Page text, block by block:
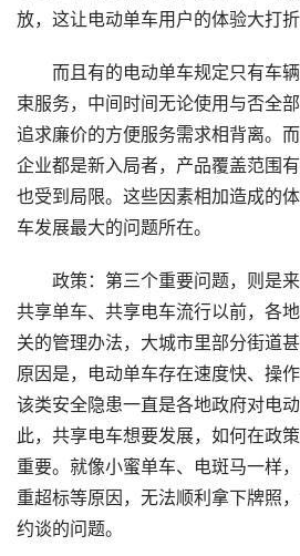
放，这让电动单车用户的体验大打折
而且有的电动单车规定只有车辆
束服务，中间时间无论使用与否全
追求廉价的方便服务需求相背离。
企业都是新入局者，产品覆盖范围
也受到局限。这些因素相加造成的
车发展最大的问题所在。
政策：第三个重要问题，则是来
共享单车、共享电车流行以前，各
关的管理办法，大城市里部分街道
原因是，电动单车存在速度快、操
该类安全隐患一直是各地政府对电
此，共享电车想要发展，如何在政
重要。就像小蜜单车、电斑马一样
重超标等原因，无法顺利拿下牌照
约谈的问题。